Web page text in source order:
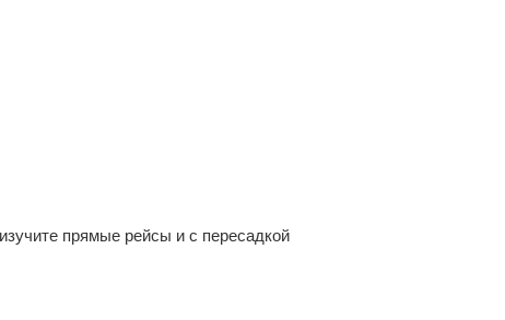
прямые рейсы и с пересадкой